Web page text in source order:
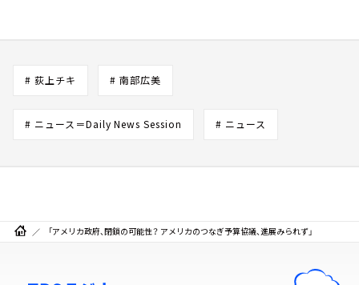
# 荻上チキ # 南部広美
# ニュース＝Daily News Session # ニュース
「アメリカ政府、閉鎖の可能性？ アメリカのつなぎ予算協議、進展みられず」